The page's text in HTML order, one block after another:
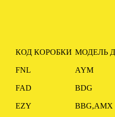
КОД КОРОБКИ МОДЕЛЬ
FNL AYM
FAD BDG
EZY BBG,AMX